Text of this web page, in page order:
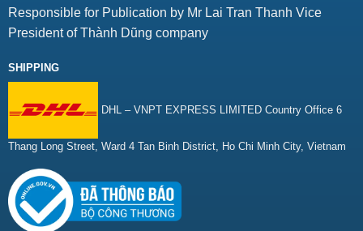
Responsible for Publication by Mr Lai Tran Thanh Vice
President of Thành Dũng company
SHIPPING
DHL – VNPT EXPRESS LIMITED Country Office 6
Thang Long Street, Ward 4 Tan Binh District, Ho Chi Minh City, Vietnam